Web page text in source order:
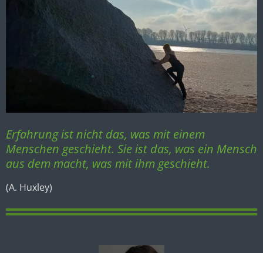
Erfahrung ist nicht das, was mit einem
Menschen geschieht. Sie ist das, was ein Mensch
aus dem macht, was mit ihm geschieht.
(A. Huxley)